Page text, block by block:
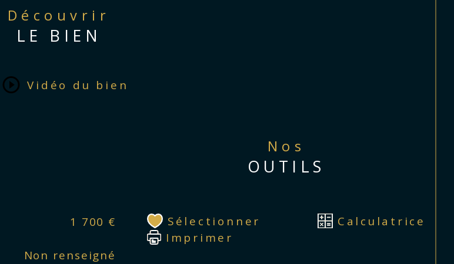
Découvrir
LE BIEN
Vidéo du bien
1 700 €
Non renseigné
Nos
OUTILS
Sélectionner
Calculatrice
Imprimer